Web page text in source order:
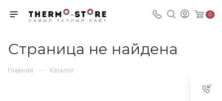
0
Страница не найдена
Главная — Каталог